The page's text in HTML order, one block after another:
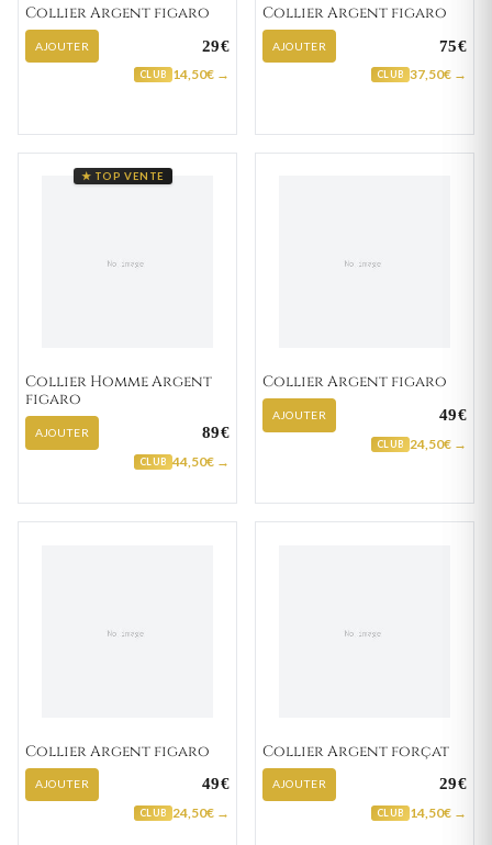
Collier Argent figaro
AJOUTER 29€
CLUB 14,50€ →
Collier Argent figaro
AJOUTER 75€
CLUB 37,50€ →
★ TOP VENTE
Collier Homme Argent
figaro
AJOUTER 89€
CLUB 44,50€ →
Collier Argent figaro
AJOUTER 49€
CLUB 24,50€ →
Collier Argent figaro
AJOUTER 49€
CLUB 24,50€ →
Collier Argent forçat
AJOUTER 29€
CLUB 14,50€ →